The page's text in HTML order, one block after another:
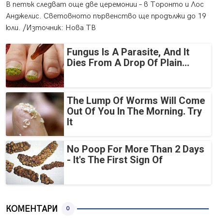
В петък следват още две церемонии – в Торонто и Лос
Анджелис. Световното първенство ще продължи до 19
юли. /Източник: Нова ТВ
Fungus Is A Parasite, And It
Dies From A Drop Of Plain...
The Lump Of Worms Will Come
Out Of You In The Morning. Try
It
No Poop For More Than 2 Days
- It's The First Sign Of
КОМЕНТАРИ 0